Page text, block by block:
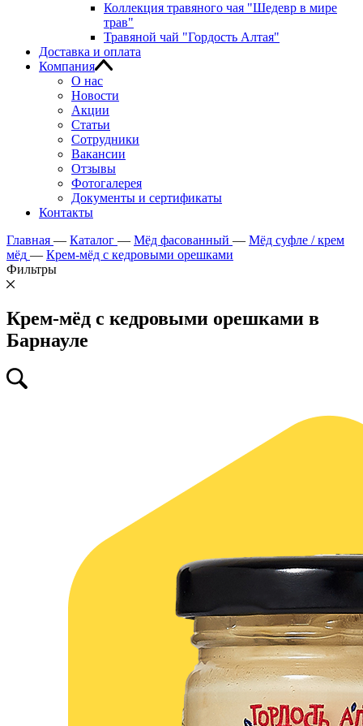
Коллекция травяного чая "Шедевр в мире
трав"
Травяной чай "Гордость Алтая"
Доставка и оплата
Компания
О нас
Новости
Акции
Статьи
Сотрудники
Вакансии
Отзывы
Фотогалерея
Документы и сертификаты
Контакты
Главная — Каталог — Мёд фасованный — Мёд суфле / крем
мёд — Крем-мёд с кедровыми орешками
Фильтры
Крем-мёд с кедровыми орешками в
Барнауле